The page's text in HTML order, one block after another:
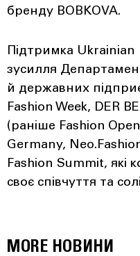
бренду BOBKOVA.
Підтримка Ukrainian
зусилля
й державних
Fashion Week, DER
(раніше Fashion
Germany,
Fashion Summit, які
своє співчуття та
MORE НОВИНИ